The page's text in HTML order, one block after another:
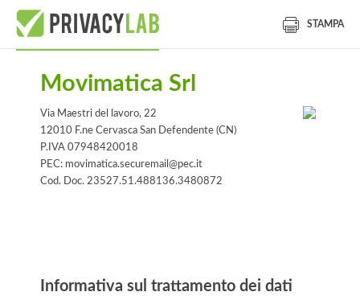
STAMPA
Movimatica Srl
Via Maestri del lavoro, 22
12010 F.ne Cervasca San Defendente (CN)
P.IVA 07948420018
PEC: movimatica.securemail@pec.it
Cod. Doc. 23527.51.488136.3480872
Informativa sul trattamento dei dati